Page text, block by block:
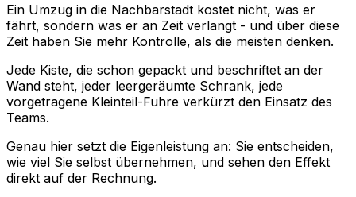
Ein Umzug in die Nachbarstadt kostet nicht, was er
fährt, sondern was er an Zeit verlangt - und über diese
Zeit haben Sie mehr Kontrolle, als die meisten denken.
Jede Kiste, die schon gepackt und beschriftet an der
Wand steht, jeder leergeräumte Schrank, jede
vorgetragene Kleinteil-Fuhre verkürzt den Einsatz des
Teams.
Genau hier setzt die Eigenleistung an: Sie entscheiden,
wie viel Sie selbst übernehmen, und sehen den Effekt
direkt auf der Rechnung.